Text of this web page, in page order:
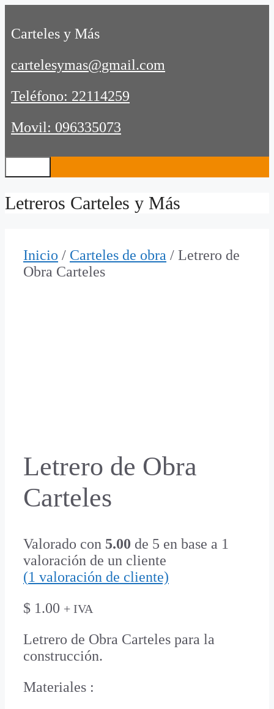
al
Carteles y Más
cartelesymas@gmail.com
Teléfono: 22114259
Movil: 096335073
Letreros Carteles y Más
Inicio / Carteles de obra / Letrero de
Obra Carteles
Letrero de Obra
Carteles
Valorado con 5.00 de 5 en base a 1
valoración de un cliente
(1 valoración de cliente)
$ 1.00 + IVA
Letrero de Obra Carteles para la
construcción.
Materiales :